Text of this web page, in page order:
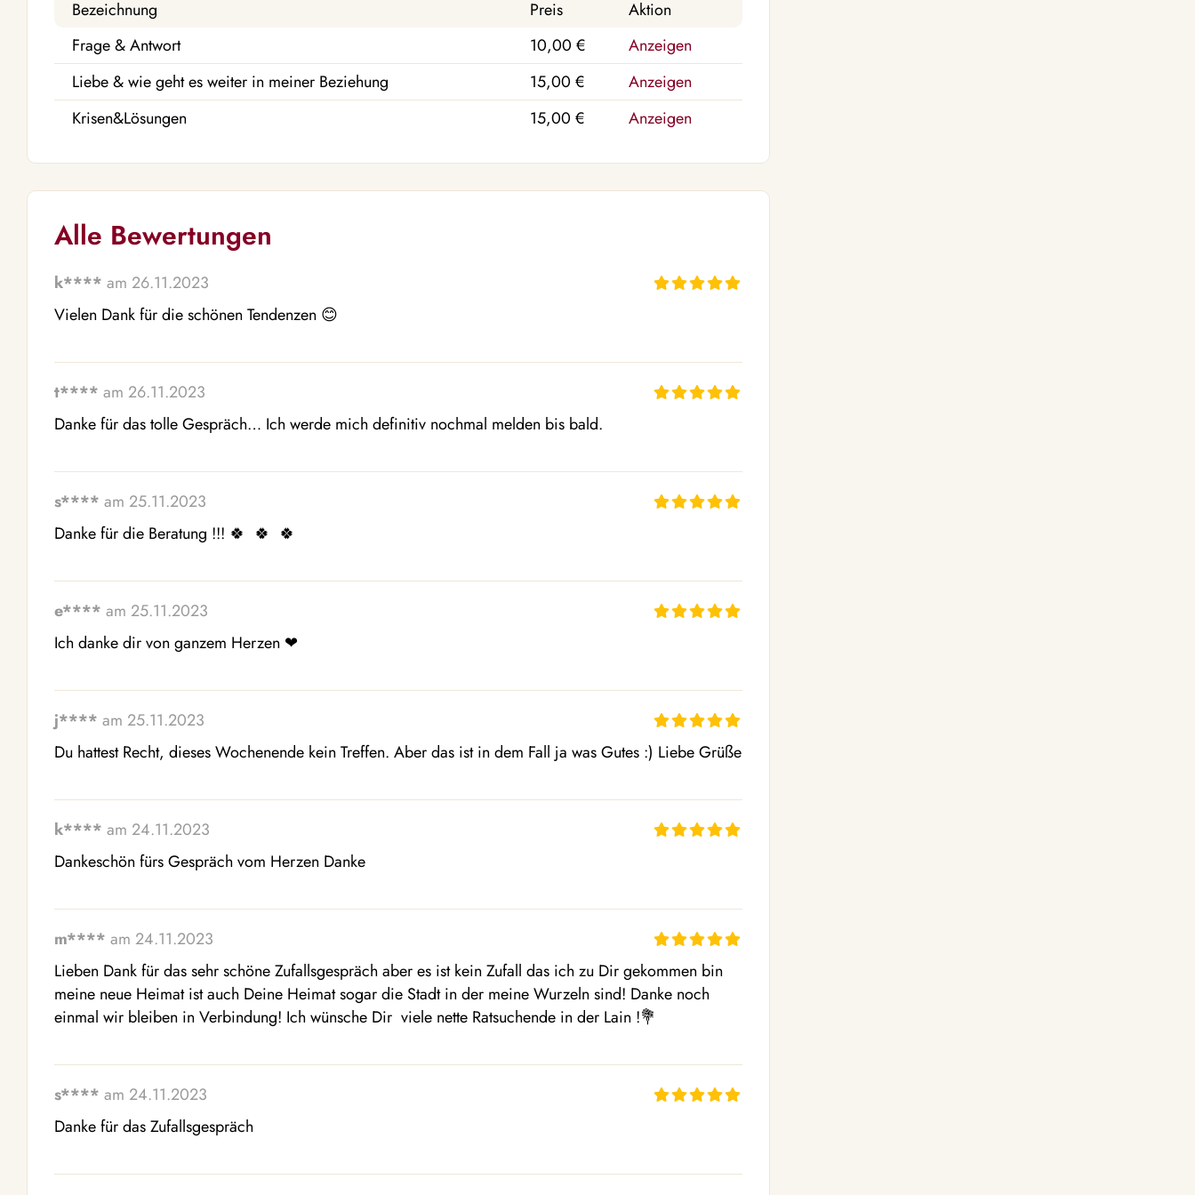
Bezeichnung Preis
Aktion
Frage & Antwort
10,00 €
Anzeigen
Liebe & wie geht es weiter in meiner Beziehung
15,00 €
Anzeigen
Krisen&Lösungen
15,00 € Anzeigen
Alle Bewertungen
k**** am 26.11.2023
Vielen Dank für die schönen Tendenzen 😊
t**** am 26.11.2023
Danke für das tolle Gespräch… Ich werde mich definitiv nochmal melden bis bald.
s**** am 25.11.2023
Danke für die Beratung !!! 🍀  🍀  🍀
e**** am 25.11.2023
Ich danke dir von ganzem Herzen ❤ ️
j**** am 25.11.2023
k**** am 24.11.2023
Dankeschön fürs Gespräch vom Herzen Danke
m**** am 24.11.2023
Lieben Dank für das sehr schöne Zufallsgespräch aber es ist kein Zufall das ich zu Dir gekommen bin
meine neue Heimat ist auch Deine Heimat sogar die Stadt in der meine Wurzeln sind! Danke noch
einmal wir bleiben in Verbindung! Ich wünsche Dir  viele nette Ratsuchende in der Lain !💐
s**** am 24.11.2023
Danke für das Zufallsgespräch